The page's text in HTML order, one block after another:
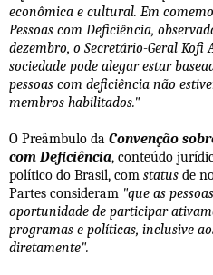
econômica e cultural. Em
Pessoas com Deficiência,
dezembro, o Secretário-Geral
sociedade pode alegar estar
pessoas com deficiência não
membros habilitados."
O Preâmbulo da Convenção
com Deficiência, conteúdo
político do Brasil, com status de
Partes consideram "que as
oportunidade de participar
programas e políticas, inclusive
diretamente".